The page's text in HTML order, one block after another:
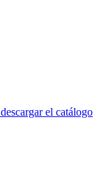
descargar el catálogo